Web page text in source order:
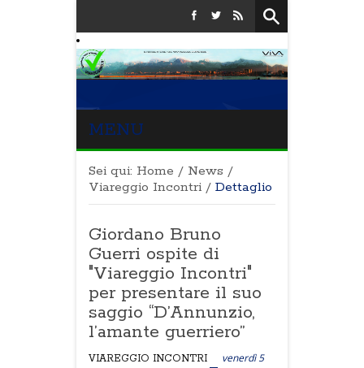
MENU
Sei qui: Home / News /
Viareggio Incontri / Dettaglio
Giordano Bruno
Guerri ospite di
"Viareggio Incontri"
per presentare il suo
saggio “D’Annunzio,
l’amante guerriero”
VIAREGGIO INCONTRI
venerdì 5